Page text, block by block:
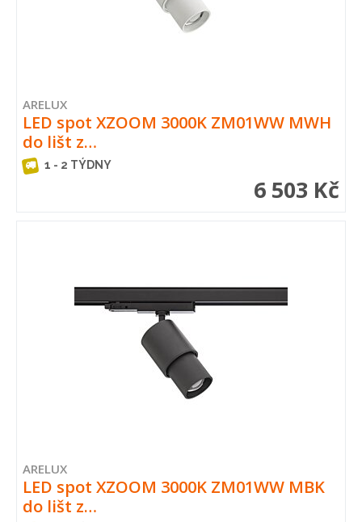
ARELUX
LED spot XZOOM 3000K ZM01WW MWH
do lišt z…
1 - 2 TÝDNY
6 503 Kč
ARELUX
LED spot XZOOM 3000K ZM01WW MBK
do lišt z…